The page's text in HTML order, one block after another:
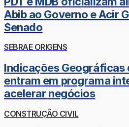
Abib ao Governo e Acir
Senado
SEBRAE ORIGENS
Indicações Geográficas
entram em programa
acelerar negócios
CONSTRUÇÃO CIVIL